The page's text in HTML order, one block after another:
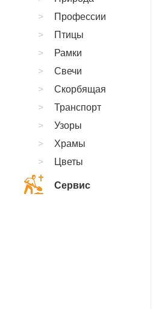
Профессии
Птицы
Рамки
Свечи
Скорбящая
Транспорт
Узоры
Храмы
Цветы
Сервис